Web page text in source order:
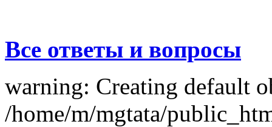
Все ответы и вопросы
warning: Creating default
/home/m/mgtata/